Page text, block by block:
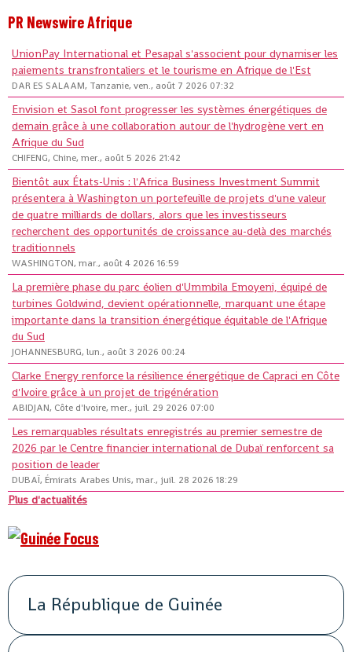
PR Newswire Afrique
UnionPay International et Pesapal s'associent pour dynamiser les
paiements transfrontaliers et le tourisme en Afrique de l'Est
DAR ES SALAAM, Tanzanie, ven., août 7 2026 07:32
Envision et Sasol font progresser les systèmes énergétiques de
demain grâce à une collaboration autour de l'hydrogène vert en
Afrique du Sud
CHIFENG, Chine, mer., août 5 2026 21:42
Bientôt aux États-Unis : l'Africa Business Investment Summit
présentera à Washington un portefeuille de projets d'une valeur
de quatre milliards de dollars, alors que les investisseurs
recherchent des opportunités de croissance au-delà des marchés
traditionnels
WASHINGTON, mar., août 4 2026 16:59
La première phase du parc éolien d'Ummbila Emoyeni, équipé de
turbines Goldwind, devient opérationnelle, marquant une étape
importante dans la transition énergétique équitable de l'Afrique
du Sud
JOHANNESBURG, lun., août 3 2026 00:24
Clarke Energy renforce la résilience énergétique de Capraci en Côte
d'Ivoire grâce à un projet de trigénération
ABIDJAN, Côte d'Ivoire, mer., juil. 29 2026 07:00
Les remarquables résultats enregistrés au premier semestre de
2026 par le Centre financier international de Dubaï renforcent sa
position de leader
DUBAÏ, Émirats Arabes Unis, mar., juil. 28 2026 18:29
Plus d'actualités
La République de Guinée